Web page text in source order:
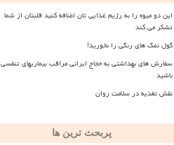
این دو میوه را به رژیم غذایی تان اضافه کنید قلبتان از شما
تشکر می کند
گول نمک های رنگی را نخورید!
سفارش های بهداشتی به حجاج ایرانی مراقب بیماریهای تنفسی
باشید
نقش تغذیه در سلامت روان
پربحث ترین ها